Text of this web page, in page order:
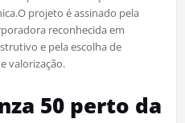
projeto é assinado pela
reconhecida em
e pela escolha de
valorização.
50 perto da